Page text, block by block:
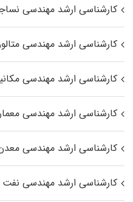
کارشناسی ارشد مهندسی
کارشناسی ارشد مهندسی
کارشناسی ارشد مهندسی
کارشناسی ارشد مهندسی
کارشناسی ارشد مهندسی
کارشناسی ارشد مهندسی نفت